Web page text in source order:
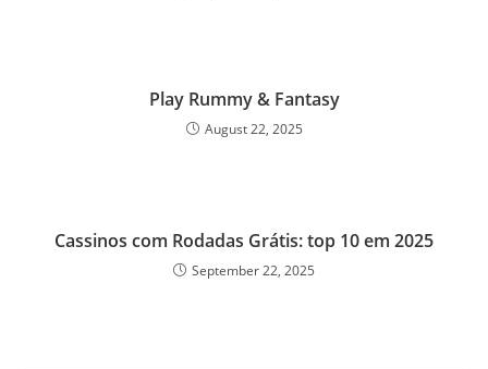
Play Rummy & Fantasy
August 22, 2025
Cassinos com Rodadas Grátis: top 10 em 2025
September 22, 2025